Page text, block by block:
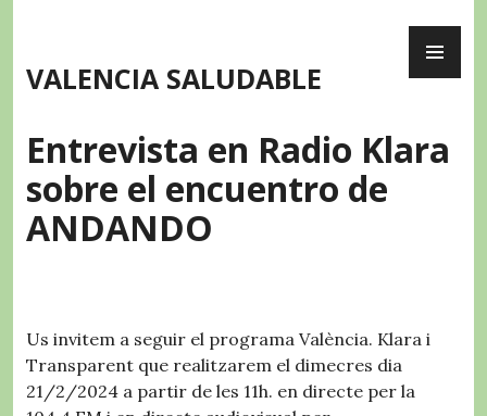
content
VALENCIA SALUDABLE
Entrevista en Radio Klara
sobre el encuentro de
ANDANDO
Us invitem a seguir el programa València. Klara i
Transparent que realitzarem el dimecres dia
21/2/2024 a partir de les 11h. en directe per la